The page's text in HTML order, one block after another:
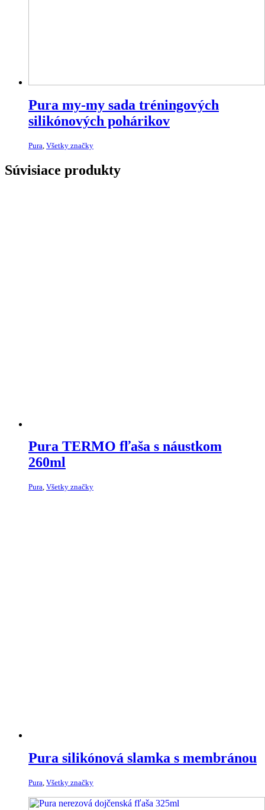
Pura my-my sada tréningových
silikónových pohárikov
Pura Všetky značky
Súvisiace produkty
Pura TERMO fľaša s náustkom
260ml
Pura, Všetky značky
Pura silikónová slamka s membránou
Pura, Všetky značky